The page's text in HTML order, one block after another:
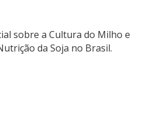
sobre a Cultura do Milho e
da Soja no Brasil.